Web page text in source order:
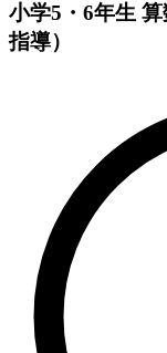
小学5・6年生
指導）